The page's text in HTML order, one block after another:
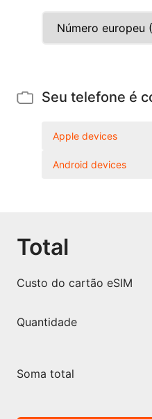
Seu telefone é
Apple devices
Android devices
Total
Custo do cartão eSIM
Quantidade
Soma total